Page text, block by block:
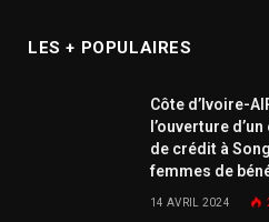
LES + POPULAIRES
Côte d’Ivoire-
l’ouverture
de crédit à
femmes de
14 AVRIL 2024